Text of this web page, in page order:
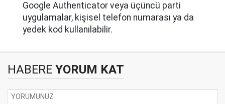
Google Authenticator veya üçüncü parti
uygulamalar, kişisel telefon numarası ya da
yedek kod kullanılabilir.
HABERE YORUM KAT